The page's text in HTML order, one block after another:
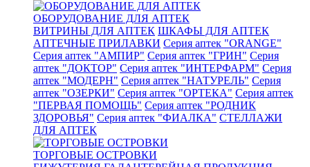
ОБОРУДОВАНИЕ ДЛЯ АПТЕК
ВИТРИНЫ ДЛЯ АПТЕК ШКАФЫ ДЛЯ АПТЕК
АПТЕЧНЫЕ ПРИЛАВКИ Серия аптек "ORANGE"
Серия аптек "АМПИР" Серия аптек "ГРИН" Серия
аптек "ДОКТОР" Серия аптек "ИНТЕРФАРМ" Серия
аптек "МОДЕРН" Серия аптек "НАТУРЕЛЬ" Серия
аптек "ОЗЕРКИ" Серия аптек "ОРТЕКА" Серия аптек
"ПЕРВАЯ ПОМОЩЬ" Серия аптек "РОДНИК
ЗДОРОВЬЯ" Серия аптек "ФИАЛКА" СТЕЛЛАЖИ
ДЛЯ АПТЕК
ТОРГОВЫЕ ОСТРОВКИ